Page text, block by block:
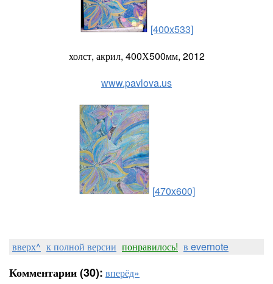
[400x533]
холст, акрил, 400Х500мм, 2012
www.pavlova.us
[470x600]
вверх^ к полной версии понравилось! в evernote
Комментарии (30): вперёд»